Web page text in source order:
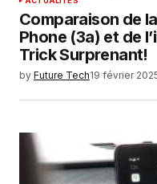
Comparaison de
Phone (3a) et de
Trick Surprenant!
by Future Tech19 février